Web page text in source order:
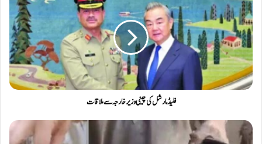
فلیڈ مارشل کی چینی وزیر خارجہ سے ملاقات